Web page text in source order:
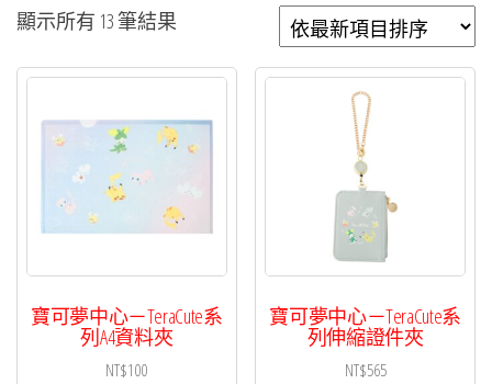
顯示所有 13 筆結果
新
目
序
寶可夢中心－TeraCute系
列A4資料夾
NT$100
寶可夢中心－TeraCute系
列伸縮證件夾
NT$565